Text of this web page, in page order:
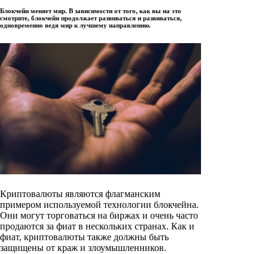
Блокчейн меняет мир. В зависимости от того, как вы на это
смотрите, блокчейн продолжает развиваться и развиваться,
одновременно ведя мир к лучшему направлению.
Криптовалюты являются флагманским
примером используемой технологии блокчейна.
Они могут торговаться на биржах и очень часто
продаются за фиат в нескольких странах. Как и
фиат, криптовалюты также должны быть
защищены от краж и злоумышленников.